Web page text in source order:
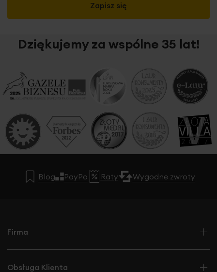
Zapisz się
Dziękujemy za wspólne 35 lat!
Blog PayPo Raty Wygodne zwroty
Firma
Obsługa Klienta